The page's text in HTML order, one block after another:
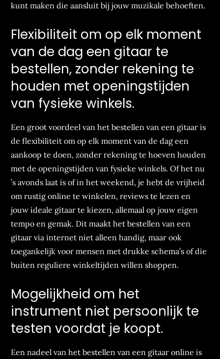
kunt maken die aansluit bij jouw muzikale behoeften.
Flexibiliteit om op elk moment
van de dag een gitaar te
bestellen, zonder rekening te
houden met openingstijden
van fysieke winkels.
Een groot voordeel van het bestellen van een gitaar is
de flexibiliteit om op elk moment van de dag een
aankoop te doen, zonder rekening te hoeven houden
met de openingstijden van fysieke winkels. Of het nu
’s avonds laat is of in het weekend, je hebt de vrijheid
om rustig online te winkelen, reviews te lezen en
jouw ideale gitaar te kiezen, allemaal op jouw eigen
tempo en gemak. Dit maakt het bestellen van een
gitaar via internet niet alleen handig, maar ook
toegankelijk voor mensen met drukke schema’s of die
buiten reguliere winkeltijden willen shoppen.
Mogelijkheid om het
instrument niet persoonlijk te
testen voordat je koopt.
Een nadeel van het bestellen van een gitaar online is